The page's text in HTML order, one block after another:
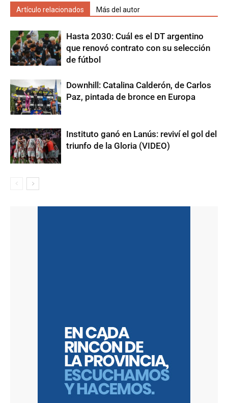
Artículo relacionados Más del autor
Hasta 2030: Cuál es el DT argentino
que renovó contrato con su selección
de fútbol
Downhill: Catalina Calderón, de Carlos
Paz, pintada de bronce en Europa
Instituto ganó en Lanús: reviví el gol del
triunfo de la Gloria (VIDEO)